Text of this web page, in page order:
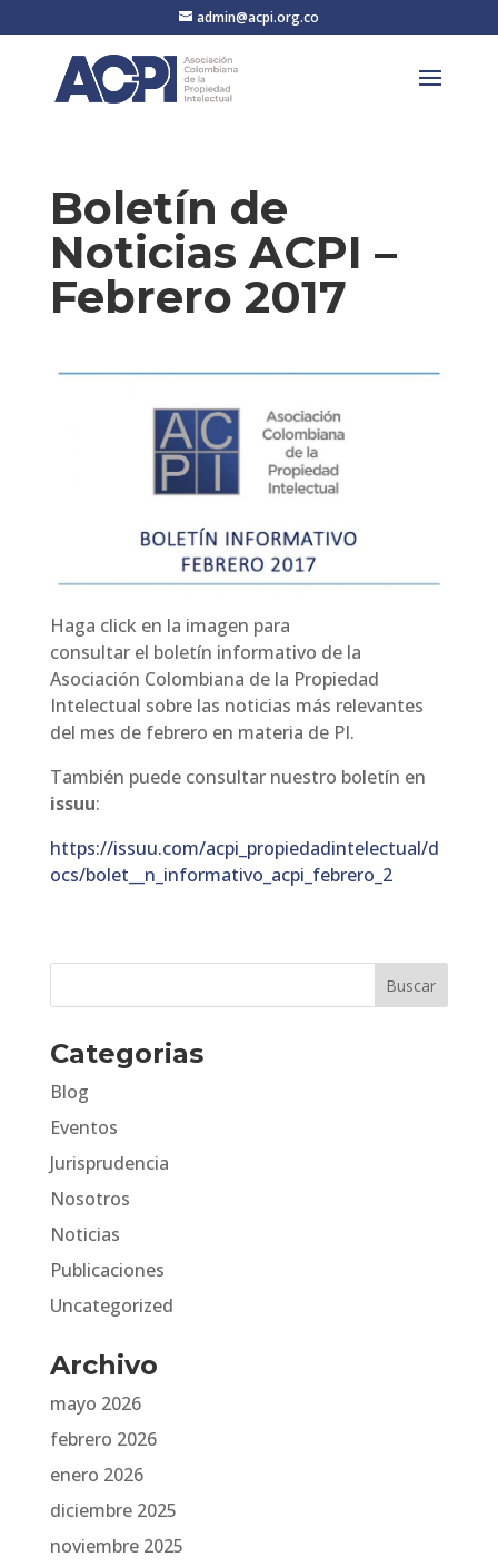
admin@acpi.org.co
Boletín de
Noticias ACPI –
Febrero 2017
Haga click en la imagen para
consultar el boletín informativo de la
Asociación Colombiana de la Propiedad
Intelectual sobre las noticias más relevantes
del mes de febrero en materia de PI.
También puede consultar nuestro boletín en
issuu:
https://issuu.com/acpi_propiedadintelectual/d
ocs/bolet__n_informativo_acpi_febrero_2
Categorias
Blog
Eventos
Jurisprudencia
Nosotros
Noticias
Publicaciones
Uncategorized
Archivo
mayo 2026
febrero 2026
enero 2026
diciembre 2025
noviembre 2025